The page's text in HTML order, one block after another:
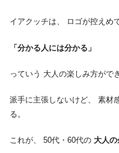
イアクッチは、 ロゴが控えめで
「分かる人には分かる」
っていう 大人の楽しみ方がで
派手に主張しないけど、 素材
る。
これが、 50代・60代の 大人の